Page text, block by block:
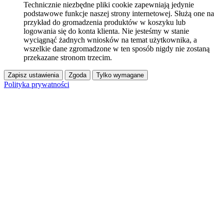
Technicznie niezbędne pliki cookie zapewniają jedynie
podstawowe funkcje naszej strony internetowej. Służą one na
przykład do gromadzenia produktów w koszyku lub
logowania się do konta klienta. Nie jesteśmy w stanie
wyciągnąć żadnych wniosków na temat użytkownika, a
wszelkie dane zgromadzone w ten sposób nigdy nie zostaną
przekazane stronom trzecim.
Zapisz ustawienia Zgoda Tylko wymagane
Polityka prywatności